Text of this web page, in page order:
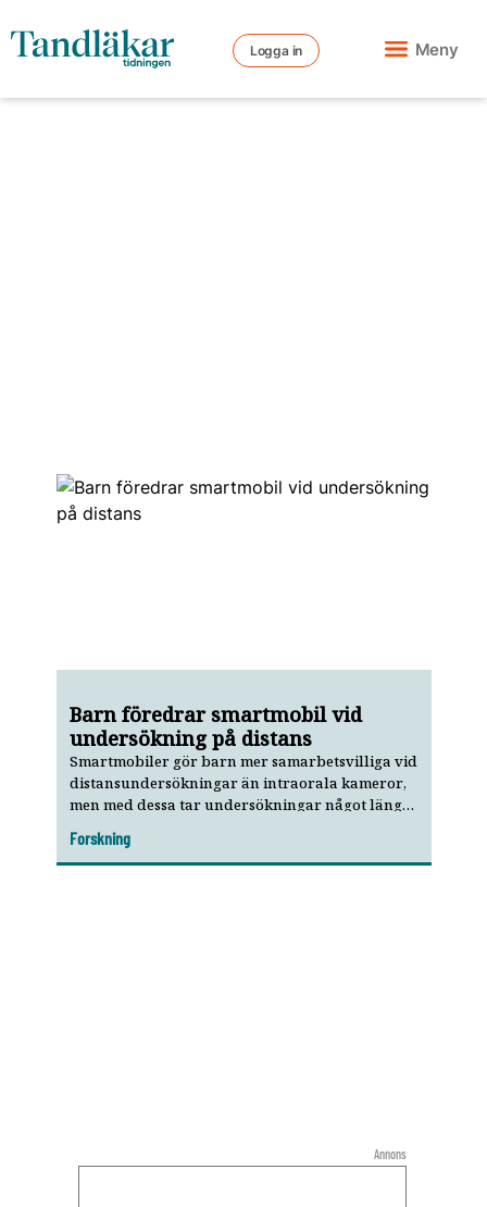
Logga in Meny
Barn föredrar smartmobil vid
undersökning på distans
Smartmobiler gör barn mer samarbetsvilliga vid
distansundersökningar än intraorala kameror,
men med dessa tar undersökningar något längre
Forskning
Annons